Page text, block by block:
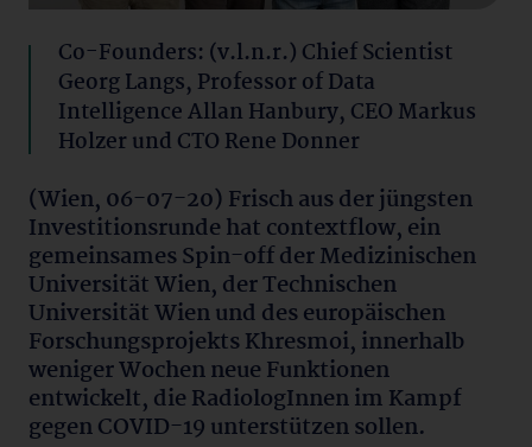
Co-Founders: (v.l.n.r.) Chief Scientist
Georg Langs, Professor of Data
Intelligence Allan Hanbury, CEO Markus
Holzer und CTO Rene Donner
(Wien, 06-07-20) Frisch aus der jüngsten
Investitionsrunde hat contextflow, ein
gemeinsames Spin-off der Medizinischen
Universität Wien, der Technischen
Universität Wien und des europäischen
Forschungsprojekts Khresmoi, innerhalb
weniger Wochen neue Funktionen
entwickelt, die RadiologInnen im Kampf
gegen COVID-19 unterstützen sollen.